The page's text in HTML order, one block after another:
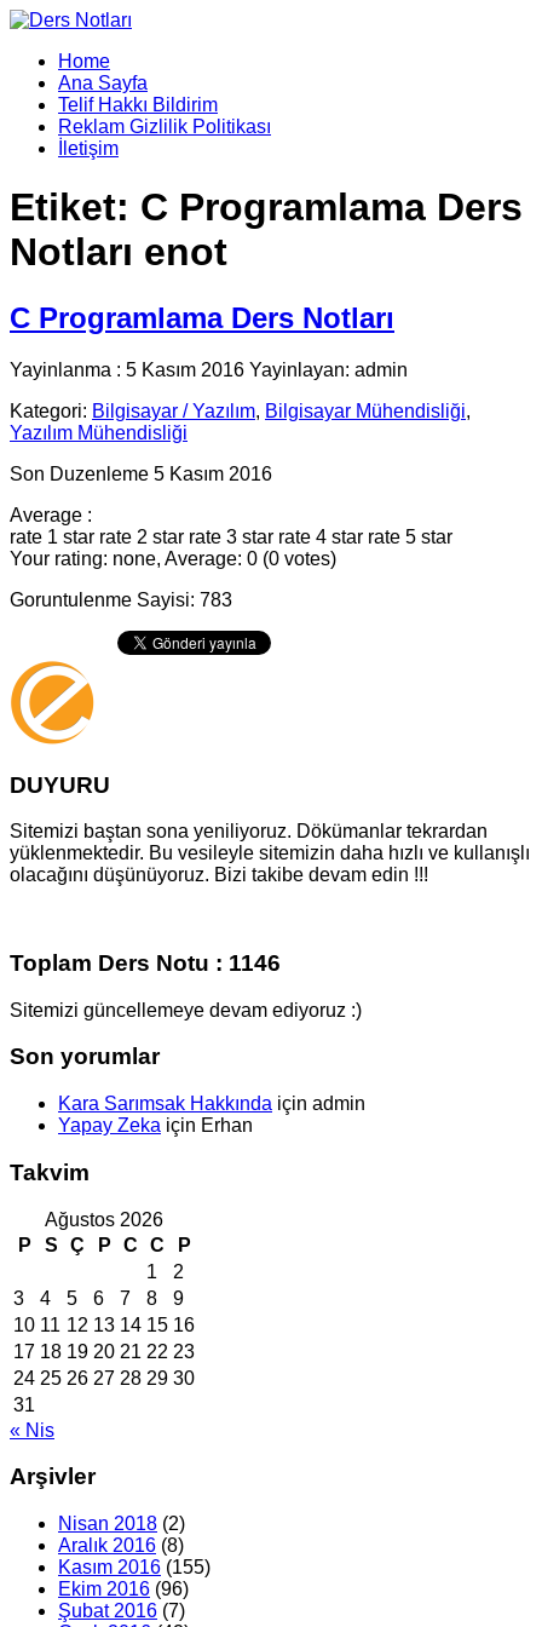
Home
Ana Sayfa
Telif Hakkı Bildirim
Reklam Gizlilik Politikası
İletişim
Etiket: C Programlama Ders
Notları enot
C Programlama Ders Notları
Yayinlanma : 5 Kasım 2016 Yayinlayan: admin
Kategori: Bilgisayar / Yazılım, Bilgisayar Mühendisliği,
Yazılım Mühendisliği
Son Duzenleme 5 Kasım 2016
Average :
rate 1 star rate 2 star rate 3 star rate 4 star rate 5 star
Your rating: none, Average: 0 (0 votes)
Goruntulenme Sayisi: 783
DUYURU
Sitemizi baştan sona yeniliyoruz. Dökümanlar tekrardan
yüklenmektedir. Bu vesileyle sitemizin daha hızlı ve kullanışlı
olacağını düşünüyoruz. Bizi takibe devam edin !!!
Toplam Ders Notu : 1146
Sitemizi güncellemeye devam ediyoruz :)
Son yorumlar
Kara Sarımsak Hakkında için admin
Yapay Zeka için Erhan
Takvim
Ağustos 2026
P
S Ç P C C
P
1
2
3
4 5 6 7 8
9
10 11 12 13 14 15 16
17 18 19 20 21 22 23
24 25 26 27 28 29 30
31
« Nis
Arşivler
Nisan 2018 (2)
Aralık 2016 (8)
Kasım 2016 (155)
Ekim 2016 (96)
Şubat 2016 (7)